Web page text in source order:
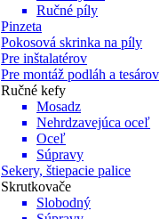
Ručné píly
Pinzeta
Pokosová skrinka na píly
Pre inštalatérov
Pre montáž podláh a tesárov
Ručné kefy
Mosadz
Nehrdzavejúca oceľ
Oceľ
Súpravy
Sekery, štiepacie palice
Skrutkovače
Slobodný